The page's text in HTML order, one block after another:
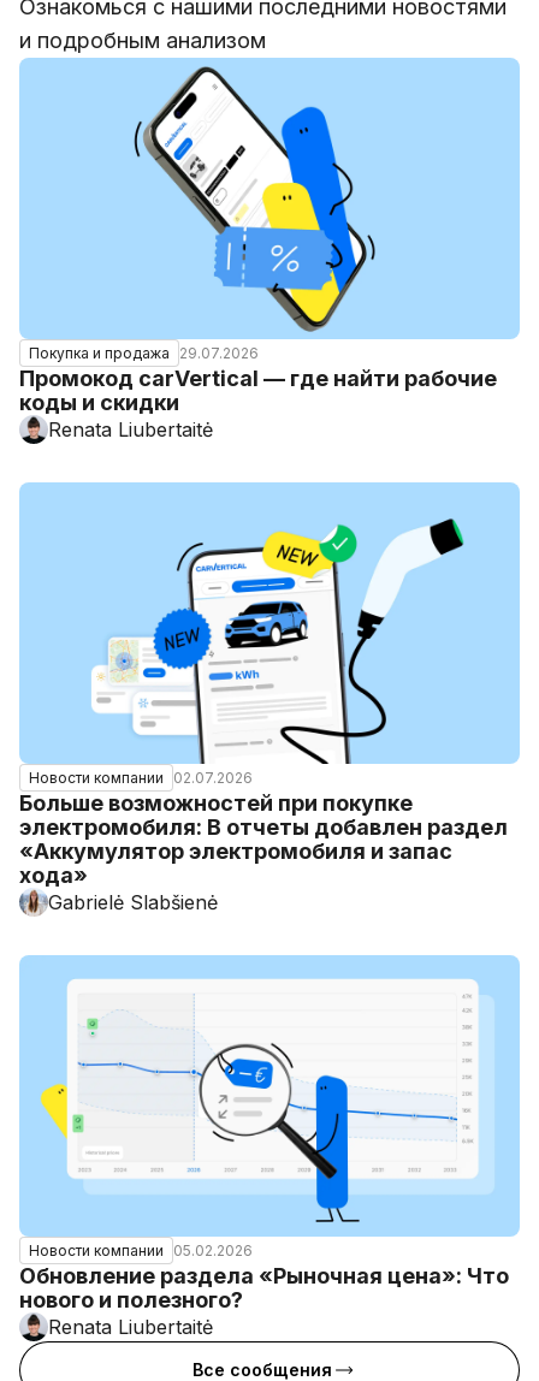
Ознакомься с нашими последними новостями
и подробным анализом
Покупка и продажа 29.07.2026
Промокод carVertical — где найти рабочие
коды и скидки
Renata Liubertaitė
Новости компании 02.07.2026
Больше возможностей при покупке
электромобиля: В отчеты добавлен раздел
«Аккумулятор электромобиля и запас
хода»
Gabrielė Slabšienė
Новости компании 05.02.2026
Обновление раздела «Рыночная цена»: Что
нового и полезного?
Renata Liubertaitė
Все сообщения